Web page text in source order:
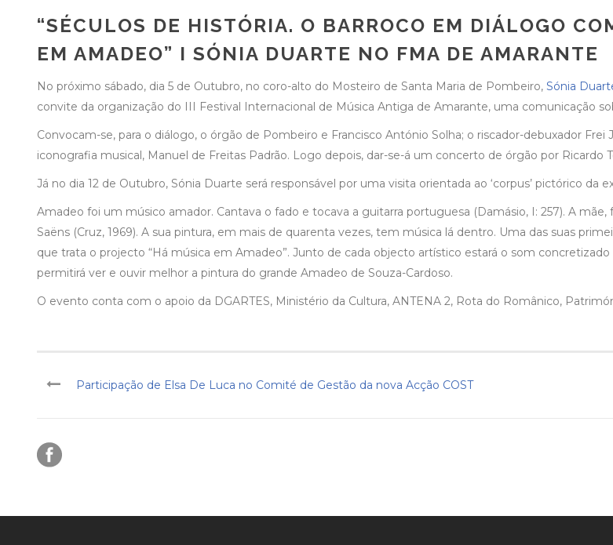
“SÉCULOS DE HISTÓRIA. O BARROCO EM DIÁLOGO
EM AMADEO” I SÓNIA DUARTE NO FMA DE AMARANTE
No próximo sábado, dia 5 de Outubro, no coro-alto do Mosteiro de Santa Maria de Pombeiro, Sónia
convite da organização do III Festival Internacional de Música Antiga de Amarante, uma comunicação
Convocam-se, para o diálogo, o órgão de Pombeiro e Francisco António Solha; o riscador-debuxador
iconografia musical, Manuel de Freitas Padrão. Logo depois, dar-se-á um concerto de órgão por Ricardo
Já no dia 12 de Outubro, Sónia Duarte será responsável por uma visita orientada ao ‘corpus’ pictórico
Amadeo foi um músico amador. Cantava o fado e tocava a guitarra portuguesa (Damásio, I: 257). A
Saëns (Cruz, 1969). A sua pintura, em mais de quarenta vezes, tem música lá dentro. Uma das suas
que trata o projecto “Há música em Amadeo”. Junto de cada objecto artístico estará o som
permitirá ver e ouvir melhor a pintura do grande Amadeo de Souza-Cardoso.
O evento conta com o apoio da DGARTES, Ministério da Cultura, ANTENA 2, Rota do Românico,
Participação de Elsa De Luca no Comité de Gestão da nova Acção COST